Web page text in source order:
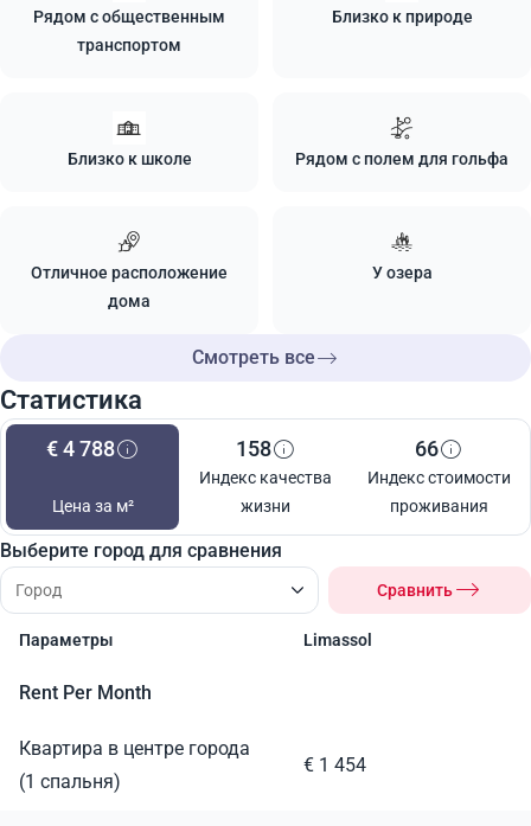
Рядом с общественным
транспортом
Близко к природе
Близко к школе Рядом с полем для гольфа
Отличное расположение
дома
У озера
Смотреть все
Статистика
€ 4 788
Цена за м²
158
Индекс качества
жизни
66
Индекс стоимости
проживания
Выберите город для сравнения
Сравнить
Параметры Limassol
Rent Per Month
Квартира в центре города
(1 спальня)
€ 1 454